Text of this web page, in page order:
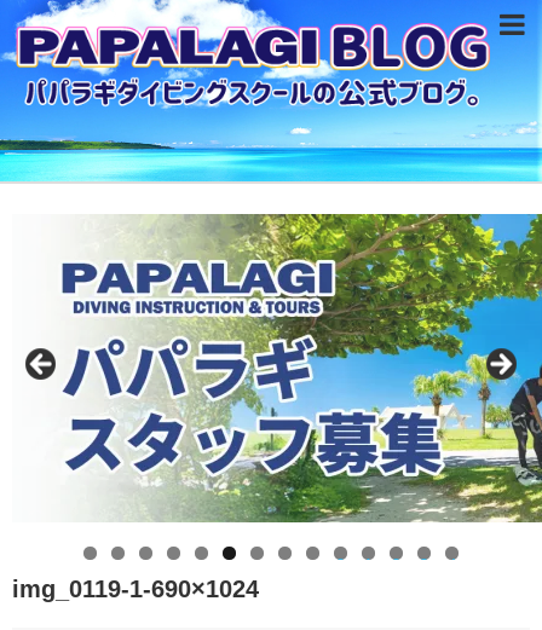
0 1 2 3 4
img_0119-1-690×1024